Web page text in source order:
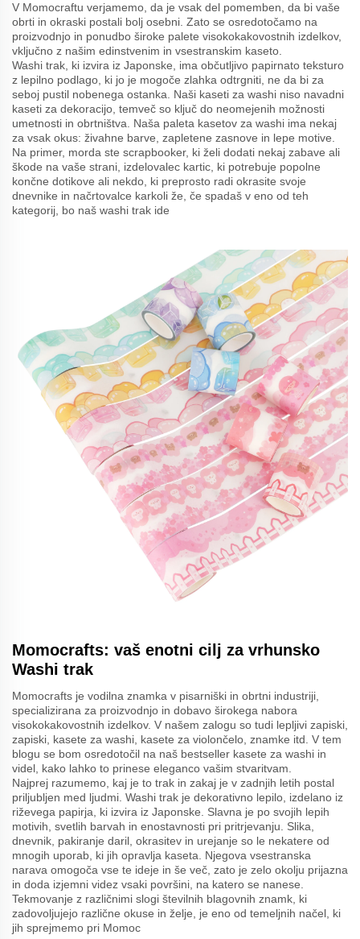
V Momocraftu verjamemo, da je vsak del pomemben, da bi vaše
obrti in okraski postali bolj osebni. Zato se osredotočamo na
proizvodnjo in ponudbo široke palete visokokakovostnih izdelkov,
vključno z našim edinstvenim in vsestranskim kaseto.
Washi trak, ki izvira iz Japonske, ima občutljivo papirnato teksturo
z lepilno podlago, ki jo je mogoče zlahka odtrgniti, ne da bi za
seboj pustil nobenega ostanka. Naši kaseti za washi niso navadni
kaseti za dekoracijo, temveč so ključ do neomejenih možnosti
umetnosti in obrtništva. Naša paleta kasetov za washi ima nekaj
za vsak okus: živahne barve, zapletene zasnove in lepe motive.
Na primer, morda ste scrapbooker, ki želi dodati nekaj zabave ali
škode na vaše strani, izdelovalec kartic, ki potrebuje popolne
končne dotikove ali nekdo, ki preprosto radi okrasite svoje
dnevnike in načrtovalce karkoli že, če spadaš v eno od teh
kategorij, bo naš washi trak ide
Momocrafts: vaš enotni cilj za vrhunsko
Washi trak
Momocrafts je vodilna znamka v pisarniški in obrtni industriji,
specializirana za proizvodnjo in dobavo širokega nabora
visokokakovostnih izdelkov. V našem zalogu so tudi lepljivi zapiski,
zapiski, kasete za washi, kasete za violončelo, znamke itd. V tem
blogu se bom osredotočil na naš bestseller kasete za washi in
videl, kako lahko to prinese eleganco vašim stvaritvam.
Najprej razumemo, kaj je to trak in zakaj je v zadnjih letih postal
priljubljen med ljudmi. Washi trak je dekorativno lepilo, izdelano iz
riževega papirja, ki izvira iz Japonske. Slavna je po svojih lepih
motivih, svetlih barvah in enostavnosti pri pritrjevanju. Slika,
dnevnik, pakiranje daril, okrasitev in urejanje so le nekatere od
mnogih uporab, ki jih opravlja kaseta. Njegova vsestranska
narava omogoča vse te ideje in še več, zato je zelo okolju prijazna
in doda izjemni videz vsaki površini, na katero se nanese.
Tekmovanje z različnimi slogi številnih blagovnih znamk, ki
zadovoljujejo različne okuse in želje, je eno od temeljnih načel, ki
jih sprejmemo pri Momoc